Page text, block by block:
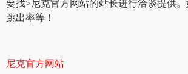
要找>尼克官方网站的站长进行洽谈提供。
跳出率等！
尼克官方网站